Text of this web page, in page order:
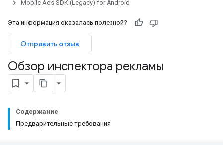
Mobile Ads SDK (Legacy) for Android
Эта информация оказалась полезной?
Отправить отзыв
Обзор инспектора рекламы
Содержание
Предварительные требования